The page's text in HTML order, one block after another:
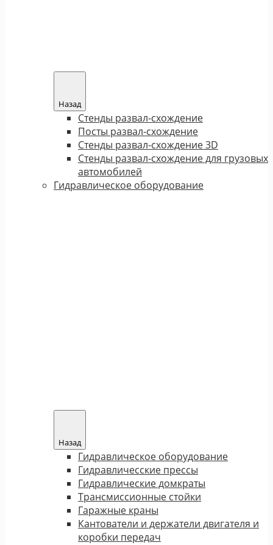
Назад
Стенды развал-схождение
Посты развал-схождение
Стенды развал-схождение 3D
Стенды развал-схождение для грузовых
автомобилей
Гидравлическое оборудование
Назад
Гидравлическое оборудование
Гидравличесские прессы
Гидравлические домкраты
Трансмиссионные стойки
Гаражные краны
Кантователи и держатели двигателя и
коробки передач